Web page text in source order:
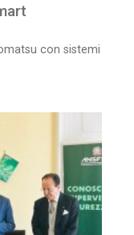
con sistemi